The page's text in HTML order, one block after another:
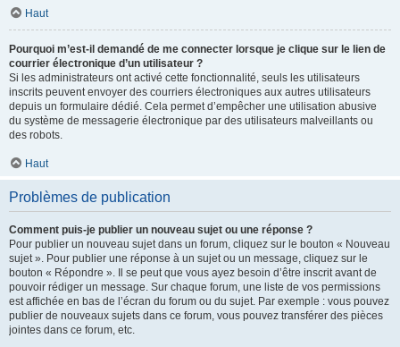
Haut
Pourquoi m’est-il demandé de me connecter lorsque je clique sur le lien de
courrier électronique d’un utilisateur ?
Si les administrateurs ont activé cette fonctionnalité, seuls les utilisateurs
inscrits peuvent envoyer des courriers électroniques aux autres utilisateurs
depuis un formulaire dédié. Cela permet d’empêcher une utilisation abusive
du système de messagerie électronique par des utilisateurs malveillants ou
des robots.
Haut
Problèmes de publication
Comment puis-je publier un nouveau sujet ou une réponse ?
Pour publier un nouveau sujet dans un forum, cliquez sur le bouton « Nouveau
sujet ». Pour publier une réponse à un sujet ou un message, cliquez sur le
bouton « Répondre ». Il se peut que vous ayez besoin d’être inscrit avant de
pouvoir rédiger un message. Sur chaque forum, une liste de vos permissions
est affichée en bas de l’écran du forum ou du sujet. Par exemple : vous pouvez
publier de nouveaux sujets dans ce forum, vous pouvez transférer des pièces
jointes dans ce forum, etc.